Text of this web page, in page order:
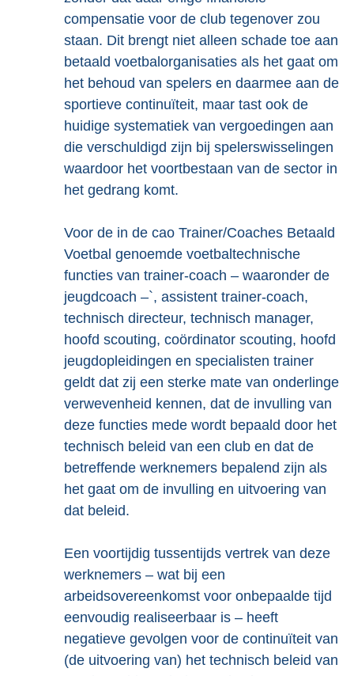
compensatie voor de club tegenover zou
staan. Dit brengt niet alleen schade toe aan
betaald voetbalorganisaties als het gaat om
het behoud van spelers en daarmee aan de
sportieve continuïteit, maar tast ook de
huidige systematiek van vergoedingen aan
die verschuldigd zijn bij spelerswisselingen
waardoor het voortbestaan van de sector in
het gedrang komt.
Voor de in de cao Trainer/Coaches Betaald
Voetbal genoemde voetbaltechnische
functies van trainer-coach – waaronder de
jeugdcoach –`, assistent trainer-coach,
technisch directeur, technisch manager,
hoofd scouting, coördinator scouting, hoofd
jeugdopleidingen en specialisten trainer
geldt dat zij een sterke mate van onderlinge
verwevenheid kennen, dat de invulling van
deze functies mede wordt bepaald door het
technisch beleid van een club en dat de
betreffende werknemers bepalend zijn als
het gaat om de invulling en uitvoering van
dat beleid.
Een voortijdig tussentijds vertrek van deze
werknemers – wat bij een
arbeidsovereenkomst voor onbepaalde tijd
eenvoudig realiseerbaar is – heeft
negatieve gevolgen voor de continuïteit van
(de uitvoering van) het technisch beleid van